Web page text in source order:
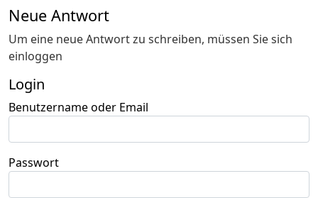
Neue Antwort
Um eine neue Antwort zu schreiben, müssen Sie sich
einloggen
Login
Benutzername oder Email
Passwort